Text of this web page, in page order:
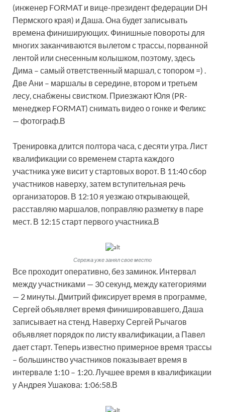
(инженер FORMAT и вице-президент федерации DH
Пермского края) и Даша. Она будет записывать
времена финиширующих. Финишные повороты для
многих заканчиваются вылетом с трассы, порванной
лентой или снесенным колышком, поэтому, здесь
Дима – самый ответственный маршал, с топором =) .
Две Ани – маршалы в середине, втором и третьем
лесу, снабжены свистком. Приезжают Юля (PR-
менеджер FORMAT) снимать видео о гонке и Феликс
— фотограф.В
Тренировка длится полтора часа, с десяти утра. Лист
квалификации со временем старта каждого
участника уже висит у стартовых ворот. В 11:40 сбор
участников наверху, затем вступительная речь
организаторов. В 12:10 я уезжаю открывающей,
расставляю маршалов, поправляю разметку в паре
мест. В 12:15 старт первого участника.В
Сережа уже занял свое место
Все проходит оперативно, без заминок. Интервал
между участниками — 30 секунд, между категориями
— 2 минуты. Дмитрий фиксирует время в программе,
Сергей объявляет время финишировавшего, Даша
записывает на стенд. Наверху Сергей Рычагов
объявляет порядок по листу квалификации, а Павел
дает старт. Теперь известно примерное время трассы
– большинство участников показывает время в
интервале 1:10 – 1:20. Лучшее время в квалификации
у Андрея Ушакова: 1:06:58.В